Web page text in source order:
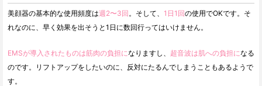
美顔器の基本的な使用頻度は週2〜3回 。そして、 1日1回の使用でOKです。そ
れなのに、早く効果を出そうと1日に数回行ってはいけません。
EMSが導入されたものは筋肉の負担になりますし、 超音波は肌への負担になる
のです。リフトアップをしたいのに、反対にたるんでしまうこともあるようで
す。